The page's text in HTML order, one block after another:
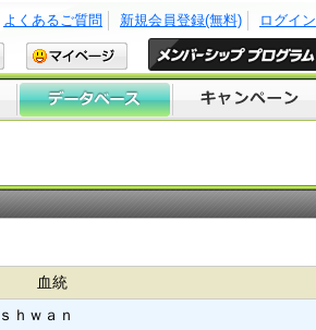
ログイン
新規会員登録(無料)
よくあるご質問
血統
ｈｗａｎ​